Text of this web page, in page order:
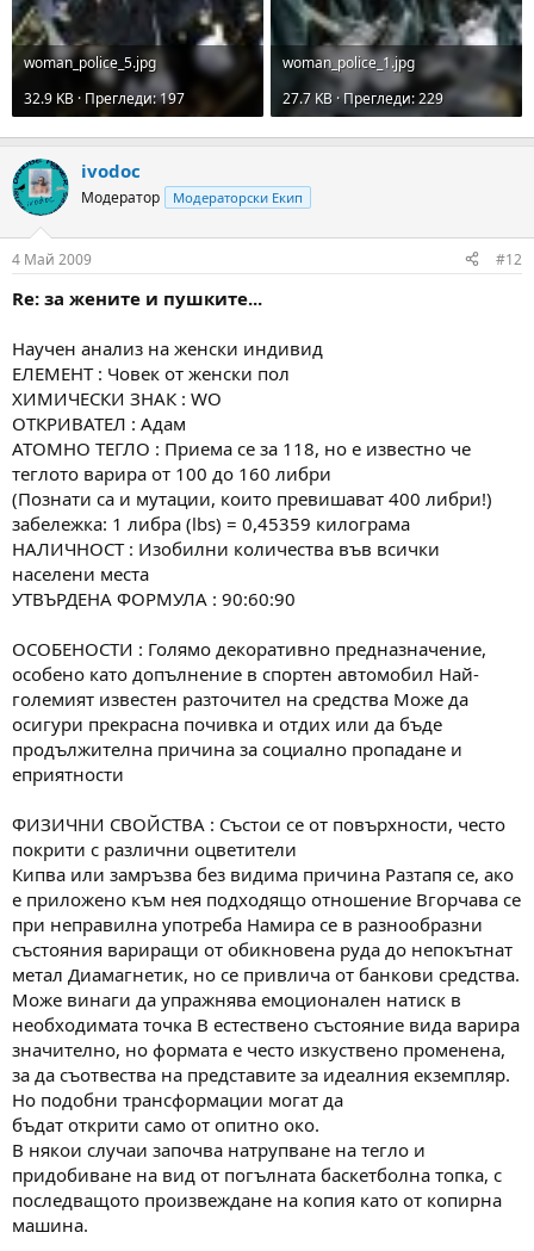
woman_police_5.jpg
32.9 KB · Прегледи: 197
woman_police_1.jpg
27.7 KB · Прегледи: 229
ivodoc
Модератор Модераторски Екип
4 Май 2009 #12
Re: за жените и пушките...
Научен анализ на женски индивид
ЕЛЕМЕНТ : Човек от женски пол
ХИМИЧЕСКИ ЗНАК : WO
ОТКРИВАТЕЛ : Адам
АТОМНО ТЕГЛО : Приема се за 118, но е известно че
теглото варира от 100 до 160 либри
(Познати са и мутации, които превишават 400 либри!)
забележка: 1 либра (lbs) = 0,45359 килограма
НАЛИЧНОСТ : Изобилни количества във всички
населени места
УТВЪРДЕНА ФОРМУЛА : 90:60:90
ОСОБЕНОСТИ : Голямо декоративно предназначение,
особено като допълнение в спортен автомобил Най-
големият известен разточител на средства Може да
осигури прекрасна почивка и отдих или да бъде
продължителна причина за социално пропадане и
еприятности
ФИЗИЧНИ СВОЙСТВА : Състои се от повърхности, често
покрити с различни оцветители
Кипва или замръзва без видима причина Разтапя се, ако
е приложено към нея подходящо отношение Вгорчава се
при неправилна употреба Намира се в разнообразни
състояния вариращи от обикновена руда до непокътнат
метал Диамагнетик, но се привлича от банкови средства.
Може винаги да упражнява емоционален натиск в
необходимата точка В естествено състояние вида варира
значително, но формата е често изкуствено променена,
за да съотвества на представите за идеалния екземпляр.
Но подобни трансформации могат да
бъдат открити само от опитно око.
В някои случаи започва натрупване на тегло и
придобиване на вид от погълната баскетболна топка, с
последващото произвеждане на копия като от копирна
машина.